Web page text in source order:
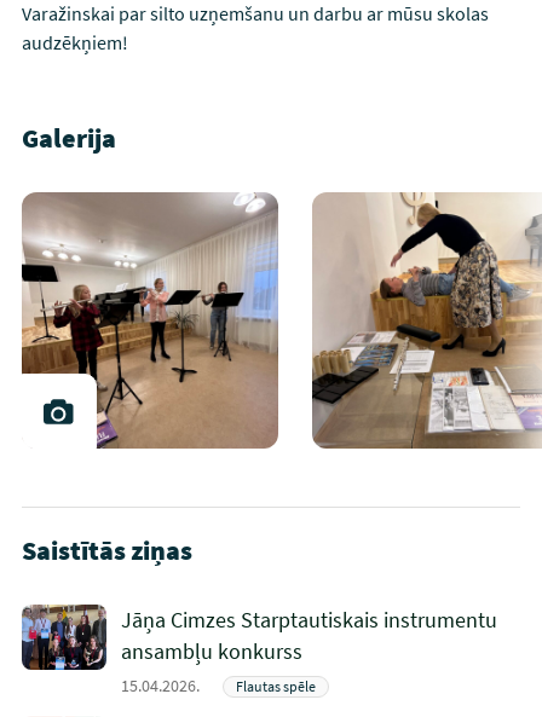
Varažinskai par silto uzņemšanu un darbu ar mūsu skolas
audzēkņiem!
Galerija
Saistītās ziņas
Jāņa Cimzes Starptautiskais instrumentu
ansambļu konkurss
15.04.2026. Flautas spēle